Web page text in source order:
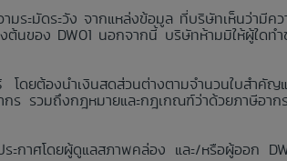
ระมัดระวัง จากแหล่งข้อมูล ที่บริษัทเห็นว่ามีค
ต้นของ DW01 นอกจากนี้ บริษัทห้ามมิให้ผู้ใด
ยต้องนำเงินสดส่วนต่างตามจำนวนใบสำคัญ
กร รวมถึงกฎหมายและกฎเกณฑ์ว่าด้วยภาษีอา
ะกาศโดยผู้ดูแลสภาพคล่อง และ/หรือผู้ออก